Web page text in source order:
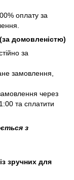
оплату за
домовленістю)
за
замовлення,
через
та сплатити
з
зручних для